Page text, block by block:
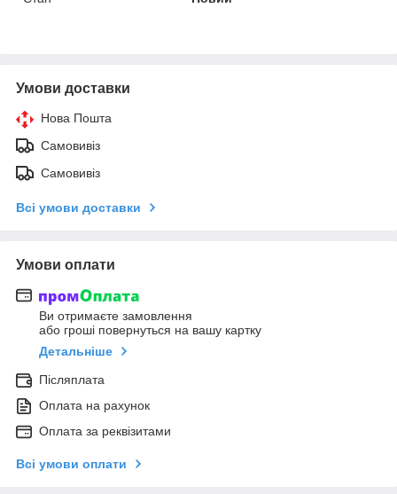
Умови доставки
Нова Пошта
Самовивіз
Самовивіз
Всі умови доставки
Умови оплати
Ви отримаєте замовлення
або гроші повернуться на вашу картку
Детальніше
Післяплата
Оплата на рахунок
Оплата за реквізитами
Всі умови оплати